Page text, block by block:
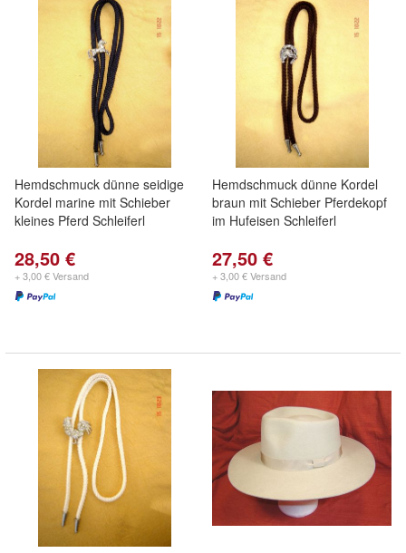
Hemdschmuck dünne seidige
Kordel marine mit Schieber
kleines Pferd Schleiferl
28,50 €
+ 3,00 € Versand
Hemdschmuck dünne Kordel
braun mit Schieber Pferdekopf
im Hufeisen Schleiferl
27,50 €
+ 3,00 € Versand